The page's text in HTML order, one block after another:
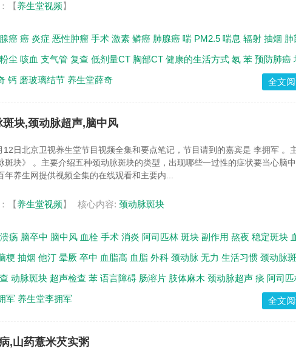
【养生堂视频】
癌 癌 炎症 恶性肿瘤 手术 激素 鳞癌 肺腺癌 喘 PM2.5 喘息 辐射 抽烟 肺
粉尘 咳血 支气管 复查 低剂量CT 胸部CT 健康的生活方式 氡 苯 预防肺癌
钙 磨玻璃结节 养生堂薛奇 全文
块,颈动脉超声,脑中风
日北京卫视养生堂节目视频全集和要点笔记，节目请到的嘉宾是 李拥军 。
斑块》 。主要介绍五种颈动脉斑块的类型，出现哪些一过性的症状要当心脑
年养生网提供视频全集的在线观看和主要内...
【养生堂视频】 核心内容: 颈动脉斑块
溃疡 脑卒中 脑中风 血栓 手术 消炎 阿司匹林 斑块 副作用 熬夜 稳定斑块
梗 抽烟 他汀 晕厥 卒中 血脂高 血脂 外科 颈动脉 无力 生活习惯 颈动脉
动脉斑块 超声检查 苯 语言障碍 肠溶片 肢体麻木 颈动脉超声 痰 阿司
军 养生堂李拥军 全文
,山药薏米芡实粥